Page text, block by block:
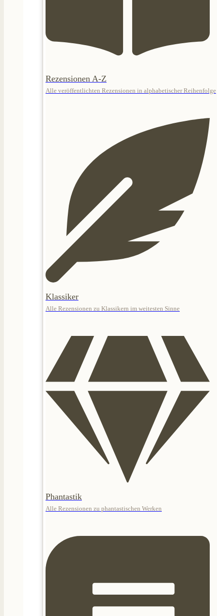
Rezensionen A-Z
Alle veröffentlichten Rezensionen in alphabetischer Reihenfolge
Klassiker
Alle Rezensionen zu Klassikern im weitesten Sinne
Phantastik
Alle Rezensionen zu phantastischen Werken